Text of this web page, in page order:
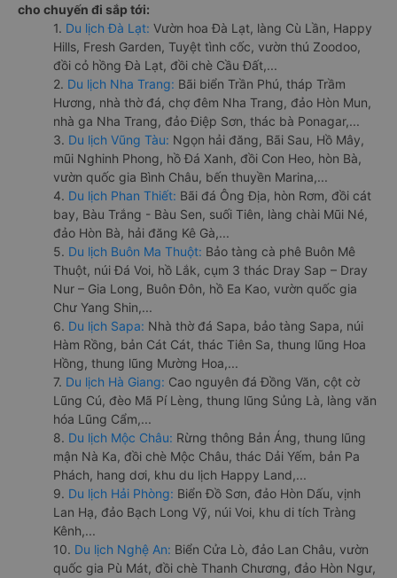
cho chuyến đi sắp tới:
1. Du lịch Đà Lạt: Vườn hoa Đà Lạt, làng Cù Lần, Happy
Hills, Fresh Garden, Tuyệt tình cốc, vườn thú Zoodoo,
đồi cỏ hồng Đà Lạt, đồi chè Cầu Đất,...
2. Du lịch Nha Trang: Bãi biển Trần Phú, tháp Trầm
Hương, nhà thờ đá, chợ đêm Nha Trang, đảo Hòn Mun,
nhà ga Nha Trang, đảo Điệp Sơn, thác bà Ponagar,...
3. Du lịch Vũng Tàu: Ngọn hải đăng, Bãi Sau, Hồ Mây,
mũi Nghinh Phong, hồ Đá Xanh, đồi Con Heo, hòn Bà,
vườn quốc gia Bình Châu, bến thuyền Marina,...
4. Du lịch Phan Thiết: Bãi đá Ông Địa, hòn Rơm, đồi cát
bay, Bàu Trắng - Bàu Sen, suối Tiên, làng chài Mũi Né,
đảo Hòn Bà, hải đăng Kê Gà,...
5. Du lịch Buôn Ma Thuột: Bảo tàng cà phê Buôn Mê
Thuột, núi Đá Voi, hồ Lắk, cụm 3 thác Dray Sap – Dray
Nur – Gia Long, Buôn Đôn, hồ Ea Kao, vườn quốc gia
Chư Yang Shin,...
6. Du lịch Sapa: Nhà thờ đá Sapa, bảo tàng Sapa, núi
Hàm Rồng, bản Cát Cát, thác Tiên Sa, thung lũng Hoa
Hồng, thung lũng Mường Hoa,...
7. Du lịch Hà Giang: Cao nguyên đá Đồng Văn, cột cờ
Lũng Cú, đèo Mã Pí Lèng, thung lũng Sủng Là, làng văn
hóa Lũng Cẩm,...
8. Du lịch Mộc Châu: Rừng thông Bản Áng, thung lũng
mận Nà Ka, đồi chè Mộc Châu, thác Dải Yếm, bản Pa
Phách, hang dơi, khu du lịch Happy Land,...
9. Du lịch Hải Phòng: Biển Đồ Sơn, đảo Hòn Dấu, vịnh
Lan Hạ, đảo Bạch Long Vỹ, núi Voi, khu di tích Tràng
Kênh,...
10. Du lịch Nghệ An: Biển Cửa Lò, đảo Lan Châu, vườn
quốc gia Pù Mát, đồi chè Thanh Chương, đảo Hòn Ngư,